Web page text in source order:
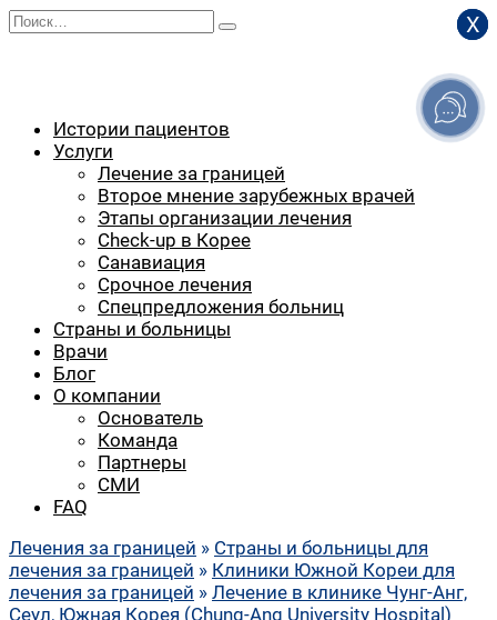
Перейти
Search
Истории пациентов
Услуги
Лечение за границей
Второе мнение зарубежных врачей
Этапы организации лечения
Check-up в Корее
Санавиация
Срочное лечения
Спецпредложения больниц
Страны и больницы
Врачи
Блог
О компании
Основатель
Команда
Партнеры
СМИ
FAQ
Лечения за границей » Страны и больницы для
лечения за границей » Клиники Южной Кореи для
лечения за границей » Лечение в клинике Чунг-Анг,
Сеул, Южная Корея (Chung-Ang University Hospital)
Х
Х
Х